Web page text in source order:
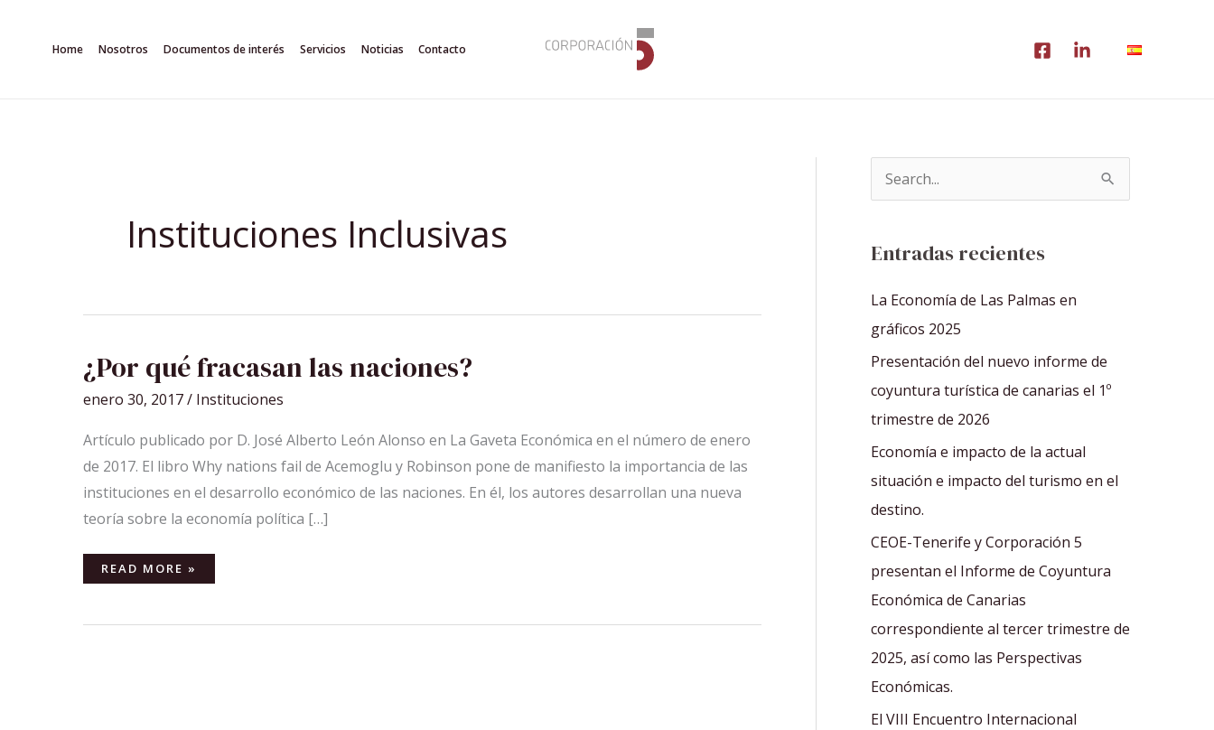
Home Nosotros Documentos de interés Servicios Noticias Contacto
Instituciones Inclusivas
¿Por qué fracasan las naciones?
enero 30, 2017/ Instituciones
Artículo publicado por D. José Alberto León Alonso en La Gaveta Económica en el número de enero
de 2017. El libro Why nations fail de Acemoglu y Robinson pone de manifiesto la importancia de las
instituciones en el desarrollo económico de las naciones. En él, los autores desarrollan una nueva
teoría sobre la economía política […]
¿POR
QUÉ
FRACASAN
NACIONES?
READ MORE »
a
r
p
o
r
:
Entradas recientes
La Economía de Las Palmas en
gráficos 2025
Presentación del nuevo informe de
coyuntura turística de canarias el 1º
trimestre de 2026
Economía e impacto de la actual
situación e impacto del turismo en el
destino.
CEOE-Tenerife y Corporación 5
presentan el Informe de Coyuntura
Económica de Canarias
correspondiente al tercer trimestre de
2025, así como las Perspectivas
Económicas.
El VIII Encuentro Internacional